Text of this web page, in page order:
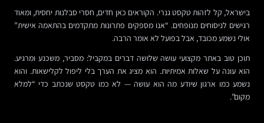
בישראל, קל לזהות טקסט גנרי. הקוראים כאן חדים, חסרי סבלנות יחסית, ומאוד
רגישים לניסוחים מנופחים. “אנו מספקים פתרונות מתקדמים בהתאמה אישית”
אולי נשמע מכובד, אבל בפועל לא אומר הרבה.
תוכן טוב באתר מקצועי עושה שלושה דברים במקביל: מסביר, משכנע ומרגיע.
הוא עונה על שאלות אמיתיות. הוא מציג את הערך בלי ליפול לקלישאות. והוא
נשמע כמו ארגון שיודע מה הוא עושה — לא כמו טקסט שנכתב כדי “למלא
מקום”.